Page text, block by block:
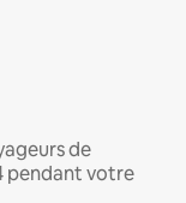
de
pendant votre